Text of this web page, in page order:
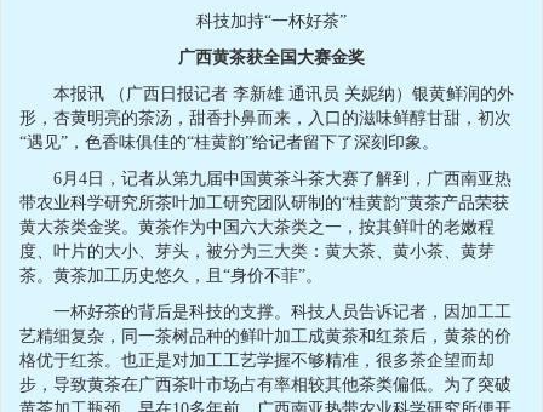
科技加持“一杯好茶”
广西黄茶获全国大赛金奖
本报讯 （广西日报记者 李新雄 通讯员 关妮纳）银黄鲜润的外
形，杏黄明亮的茶汤，甜香扑鼻而来，入口的滋味鲜醇甘甜，初次
“遇见”，色香味俱佳的“桂黄韵”给记者留下了深刻印象。
6月4日，记者从第九届中国黄茶斗茶大赛了解到，广西南亚热
带农业科学研究所茶叶加工研究团队研制的“桂黄韵”黄茶产品荣获
黄大茶类金奖。黄茶作为中国六大茶类之一，按其鲜叶的老嫩程
度、叶片的大小、芽头，被分为三大类：黄大茶、黄小茶、黄芽
茶。黄茶加工历史悠久，且“身价不菲”。
一杯好茶的背后是科技的支撑。科技人员告诉记者，因加工工
艺精细复杂，同一茶树品种的鲜叶加工成黄茶和红茶后，黄茶的价
格优于红茶。也正是对加工工艺学握不够精准，很多茶企望而却
步，导致黄茶在广西茶叶市场占有率相较其他茶类偏低。为了突破